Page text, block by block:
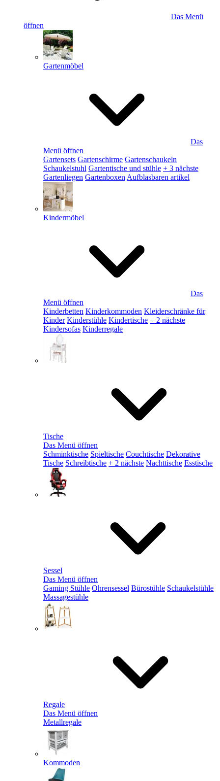
Das Menü
öffnen
Gartenmöbel
Das
Menü öffnen
Gartensets Gartenschirme Gartenschaukeln
Schaukelstuhl Gartentische und stühle + 3 nächste
Gartenliegen Gartenboxen Aufblasbaren artikel
Kindermöbel
Das
Menü öffnen
Kinderbetten Kinderkommoden Kleiderschränke für
Kinder Kinderstühle Kindertische + 2 nächste
Kindersofas Kinderregale
Tische
Das Menü öffnen
Schminktische Spieltische Couchtische Dekorative
Tische Schreibtische + 2 nächste Nachttische Esstische
Sessel
Das Menü öffnen
Gaming Stühle Ohrensessel Bürostühle Schaukelstühle
Massagestühle
Regale
Das Menü öffnen
Metallregale
Kommoden